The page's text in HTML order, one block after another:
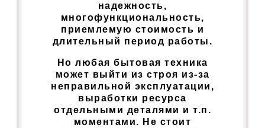
надежность,
многофункциональность,
приемлемую стоимость и
длительный период работы.
Но любая бытовая техника
может выйти из строя из-за
неправильной эксплуатации,
выработки ресурса
отдельными деталями и т.п.
моментами. Не стоит